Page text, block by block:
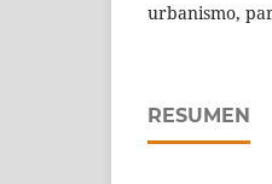
urbanismo,
RESUMEN